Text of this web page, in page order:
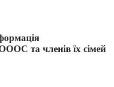
та членів їх сімей